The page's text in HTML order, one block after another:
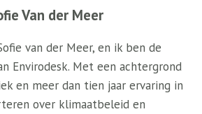
Van der Meer
van der Meer, en ik ben de
Envirodesk. Met een achtergrond
en meer dan tien jaar ervaring in
over klimaatbeleid en